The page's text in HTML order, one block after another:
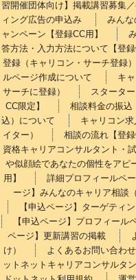
習開催団体向け】掲載講習募集
ィング広告の申込み
みんな
ャンペーン【登録CC用】
答方法・入力方法について【登録
登録（キャリコン・サーチ登録）
ルページ作成について
キ
サーチに登録）
スタータ
CC限定】
相談料金の振込
込）について
キャリコン
イター）
相談の流れ【登録
資格キャリアコンサルタント・
や似顔絵であなたの個性をアピ
用】
詳細プロフィールペ
ージ】みんなのキャリア相談
【申込ページ】ターゲティ
【申込ページ】プロフィール
ページ】更新講習の掲載
け）
よくあるお問い合わ
ットネットキャリアコンサルタ